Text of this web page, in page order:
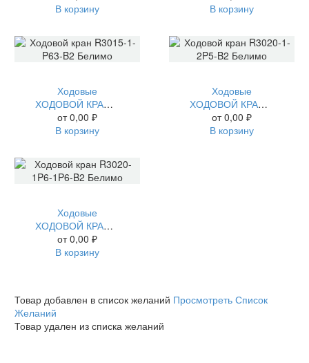
В корзину
В корзину
Ходовые
ХОДОВОЙ КРАН R3015-1-P63-B2 БЕЛИМО
от0,00 ₽
В корзину
Ходовые
ХОДОВОЙ КРАН R3020-1-2P5-B2 БЕЛИМО
от0,00 ₽
В корзину
Ходовые
ХОДОВОЙ КРАН R3020-1P6-1P6-B2 БЕЛИМО
от0,00 ₽
В корзину
Товар добавлен в список желаний Просмотреть Список
Желаний
Товар удален из списка желаний